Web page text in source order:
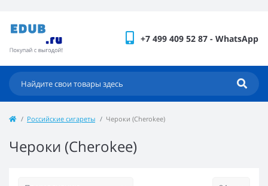
+7 499 409 52 87 - WhatsApp
Российские сигареты Чероки (Cherokee)
Чероки (Cherokee)